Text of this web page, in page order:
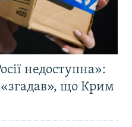
недоступна»:
«згадав», що Крим